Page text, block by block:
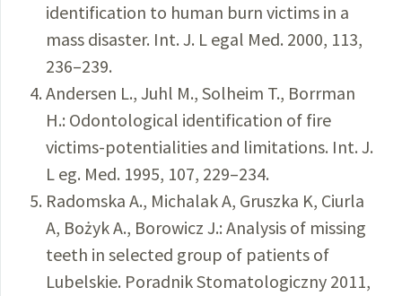
identification to human burn victims in a
mass disaster. Int. J. L egal Med. 2000, 113,
236–239.
Andersen L., Juhl M., Solheim T., Borrman
H.: Odontological identification of fire
victims-potentialities and limitations. Int. J.
L eg. Med. 1995, 107, 229–234.
Radomska A., Michalak A, Gruszka K, Ciurla
A, Bożyk A., Borowicz J.: Analysis of missing
teeth in selected group of patients of
Lubelskie. Poradnik Stomatologiczny 2011,